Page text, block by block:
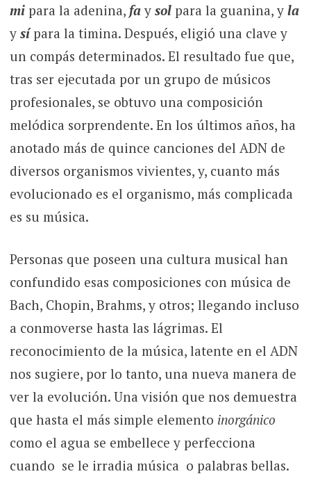
mi para la adenina, fay sol para la guanina, y la
y sí para la timina. Después, eligió una clave y
un compás determinados. El resultado fue que,
tras ser ejecutada por un grupo de músicos
profesionales, se obtuvo una composición
melódica sorprendente. En los últimos años, ha
anotado más de quince canciones del ADN de
diversos organismos vivientes, y, cuanto más
evolucionado es el organismo, más complicada
es su música.
Personas que poseen una cultura musical han
confundido esas composiciones con música de
Bach, Chopin, Brahms, y otros; llegando incluso
a conmoverse hasta las lágrimas. El
reconocimiento de la música, latente en el ADN
nos sugiere, por lo tanto, una nueva manera de
ver la evolución. Una visión que nos demuestra
que hasta el más simple elemento inorgánico
como el agua se embellece y perfecciona
cuando se le irradia música o palabras bellas.